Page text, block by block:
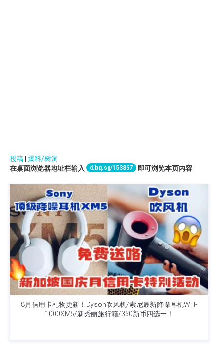
投稿 爆料/树洞
在桌面浏览器地址栏输入
d.bq.sg/153867 即可浏览本页内容
8月信用卡礼物更新！Dyson吹风机/索尼最新降噪耳机WH-
1000XM5/新秀丽旅行箱/350新币四选一！